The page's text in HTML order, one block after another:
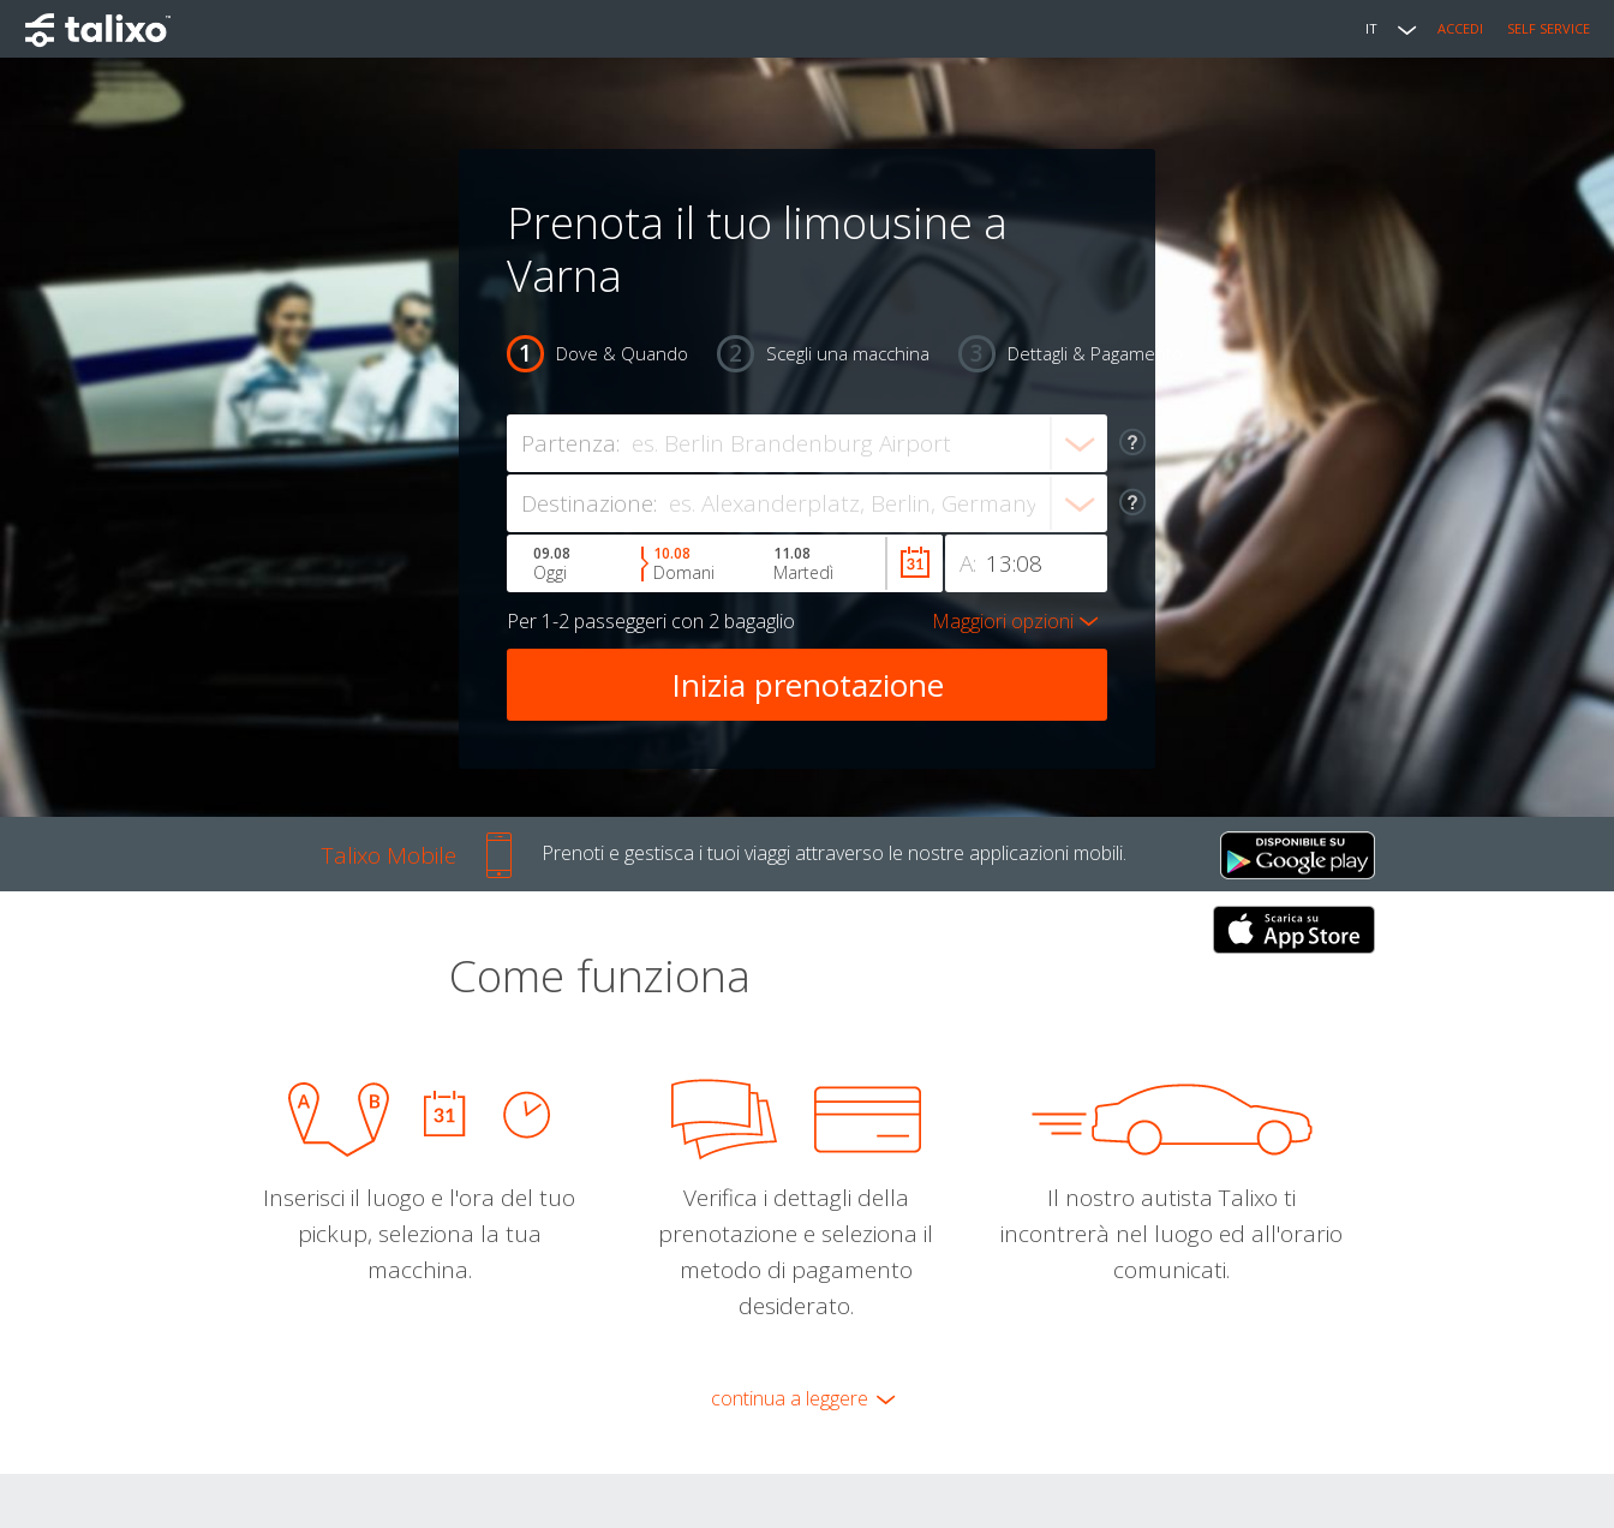
IT ACCEDI SELF SERVICE
Prenota il tuo limousine a
Varna
Dove & Quando Scegli una macchina Dettagli & Pagamento
Partenza:
Destinazione:
A:
09.08
Oggi
10.08
Domani
11.08
Martedì
Per 1-2 passeggeri con 2 bagaglio Maggiori opzioni
Talixo Mobile Prenoti e gestisca i tuoi viaggi attraverso le nostre applicazioni mobili.
Come funziona
Inserisci il luogo e l'ora del tuo
pickup, seleziona la tua
macchina.
Verifica i dettagli della
prenotazione e seleziona il
metodo di pagamento
desiderato.
Il nostro autista Talixo ti
incontrerà nel luogo ed all'orario
comunicati.
continua a leggere